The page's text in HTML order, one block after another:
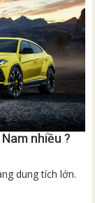
nhiều ?
dung tích lớn.